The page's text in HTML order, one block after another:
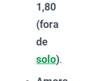
1,80
(fora
de
solo).